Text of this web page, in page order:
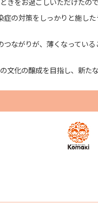
の対策をしっかりと施し
ながりが、薄くなってい
化の醸成を目指し、新た